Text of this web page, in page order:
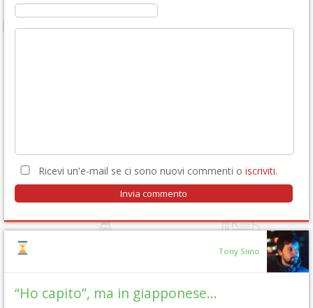
Ricevi un'e-mail se ci sono nuovi commenti o iscriviti.
Tony Siino
“Ho capito”, ma in giapponese…